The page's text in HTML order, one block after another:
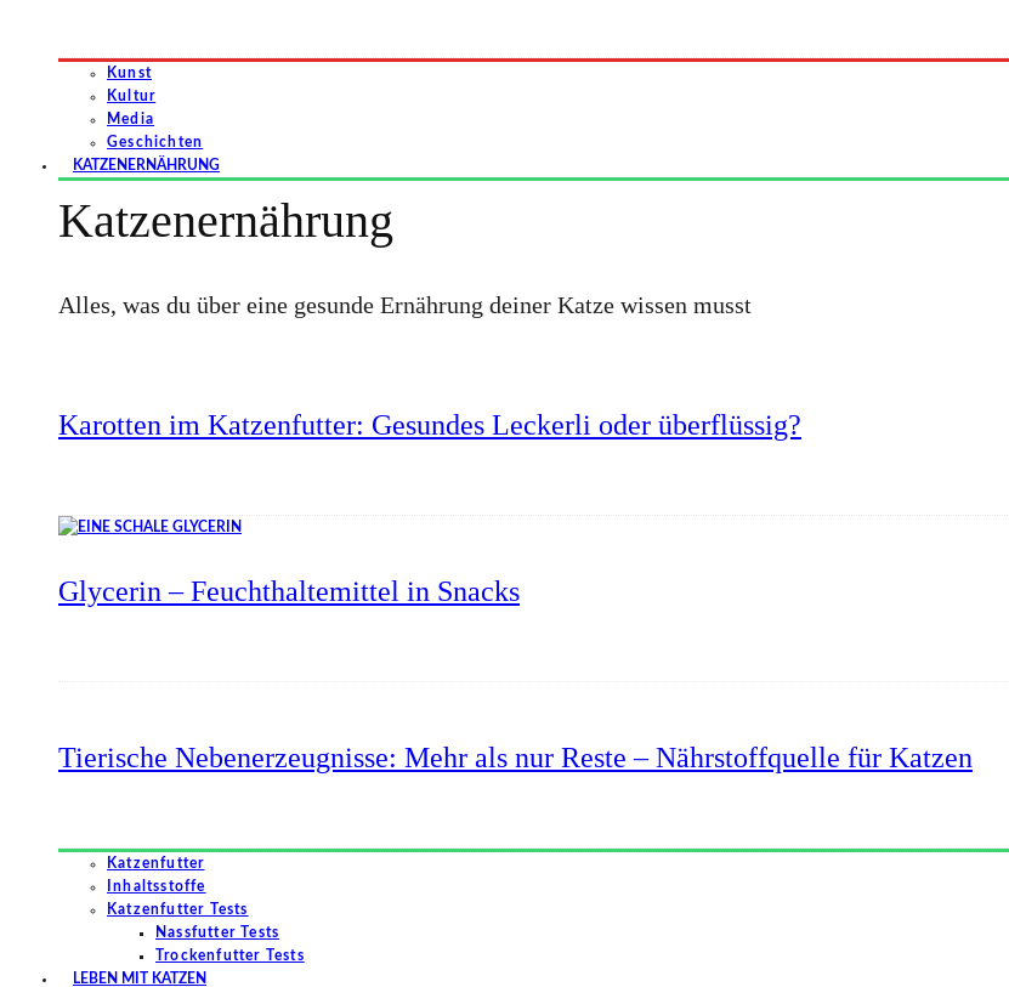
Kunst
Kultur
Media
Geschichten
KATZENERNÄHRUNG
Katzenernährung
Alles, was du über eine gesunde Ernährung deiner Katze wissen musst
Karotten im Katzenfutter: Gesundes Leckerli oder überflüssig?
Glycerin – Feuchthaltemittel in Snacks
Tierische Nebenerzeugnisse: Mehr als nur Reste – Nährstoffquelle für Katzen
Katzenfutter
Inhaltsstoffe
Katzenfutter Tests
Nassfutter Tests
Trockenfutter Tests
LEBEN MIT KATZEN